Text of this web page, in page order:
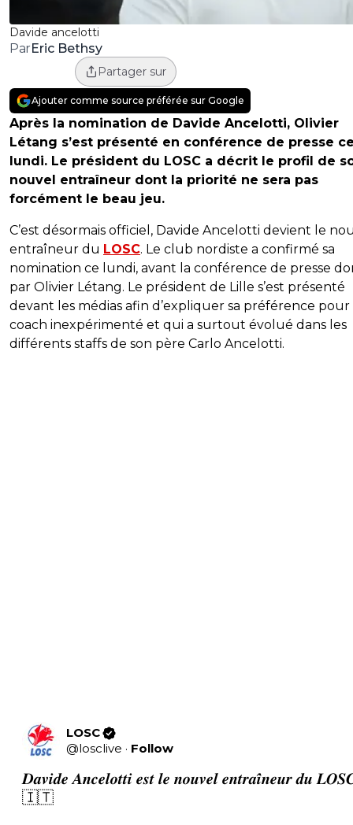
Davide ancelotti
ParEric Bethsy
Partager sur
Ajouter comme source préférée sur Google
Après la nomination de Davide Ancelotti, Olivier
Létang s’est présenté en conférence de presse
lundi. Le président du LOSC a décrit le profil de
nouvel entraîneur dont la priorité ne sera pas
forcément le beau jeu.
C’est désormais officiel, Davide Ancelotti devient le
entraîneur du LOSC. Le club nordiste a confirmé sa
nomination ce lundi, avant la conférence de presse
par Olivier Létang. Le président de Lille s’est présenté
devant les médias afin d’expliquer sa préférence
coach inexpérimenté et qui a surtout évolué dans les
différents staffs de son père Carlo Ancelotti.
LOSC
@losclive · Follow
𝑫𝒂𝒗𝒊𝒅𝒆 𝑨𝒏𝒄𝒆𝒍𝒐𝒕𝒕𝒊 𝒆𝒔𝒕 𝒍𝒆 𝒏𝒐𝒖𝒗𝒆𝒍 𝒆𝒏𝒕𝒓𝒂𝒊̂𝒏𝒆𝒖𝒓 𝒅𝒖
🇮🇹